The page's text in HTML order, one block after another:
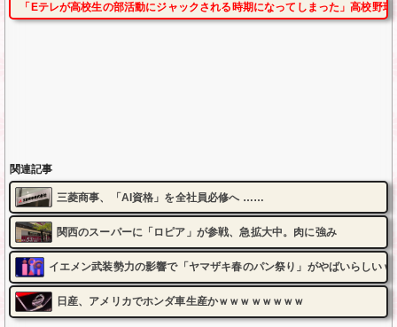
「Eテレが高校生の部活動にジャックされる時期になってしまった」高校野
関連記事
三菱商事、「AI資格」を全社員必修へ ……
関西のスーパーに「ロピア」が参戦、急拡大中。肉に強み
イエメン武装勢力の影響で「ヤマザキ春のパン祭り」がやばいらしいｗ
日産、アメリカでホンダ車生産かｗｗｗｗｗｗｗｗ